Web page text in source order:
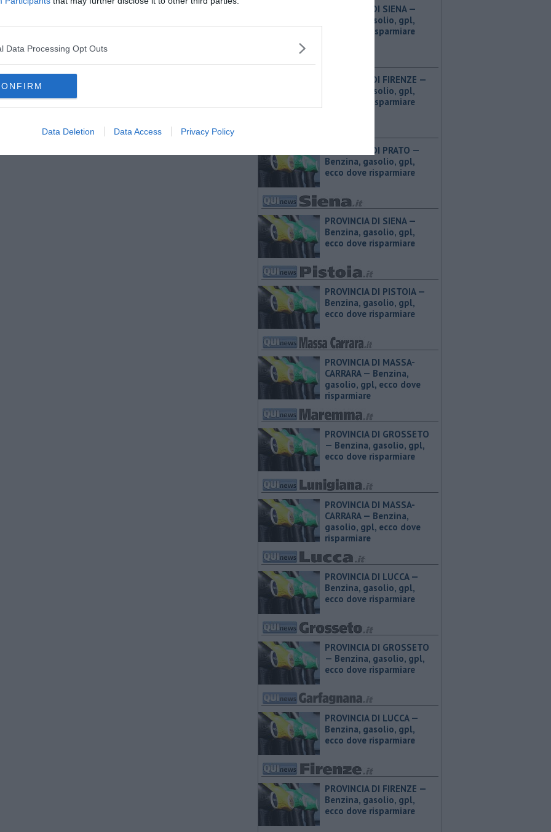
Data Processing Opt Outs
Data Deletion Data Access Privacy Policy
PROVINCIA DI SIENA — ​
Benzina, gasolio, gpl,
ecco dove risparmiare
PROVINCIA DI FIRENZE — ​
Benzina, gasolio, gpl,
ecco dove risparmiare
PROVINCIA DI PRATO — ​
Benzina, gasolio, gpl,
ecco dove risparmiare
PROVINCIA DI SIENA — ​
Benzina, gasolio, gpl,
ecco dove risparmiare
PROVINCIA DI PISTOIA — ​
Benzina, gasolio, gpl,
ecco dove risparmiare
PROVINCIA DI MASSA-
CARRARA — ​Benzina,
gasolio, gpl, ecco dove
risparmiare
PROVINCIA DI GROSSETO
— ​Benzina, gasolio, gpl,
ecco dove risparmiare
PROVINCIA DI MASSA-
CARRARA — ​Benzina,
gasolio, gpl, ecco dove
risparmiare
PROVINCIA DI LUCCA — ​
Benzina, gasolio, gpl,
ecco dove risparmiare
PROVINCIA DI GROSSETO
— ​Benzina, gasolio, gpl,
ecco dove risparmiare
PROVINCIA DI LUCCA — ​
Benzina, gasolio, gpl,
ecco dove risparmiare
PROVINCIA DI FIRENZE — ​
Benzina, gasolio, gpl,
ecco dove risparmiare